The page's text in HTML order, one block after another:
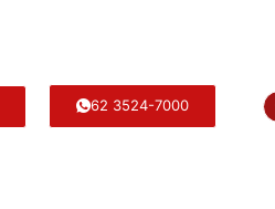
62 3524-7000